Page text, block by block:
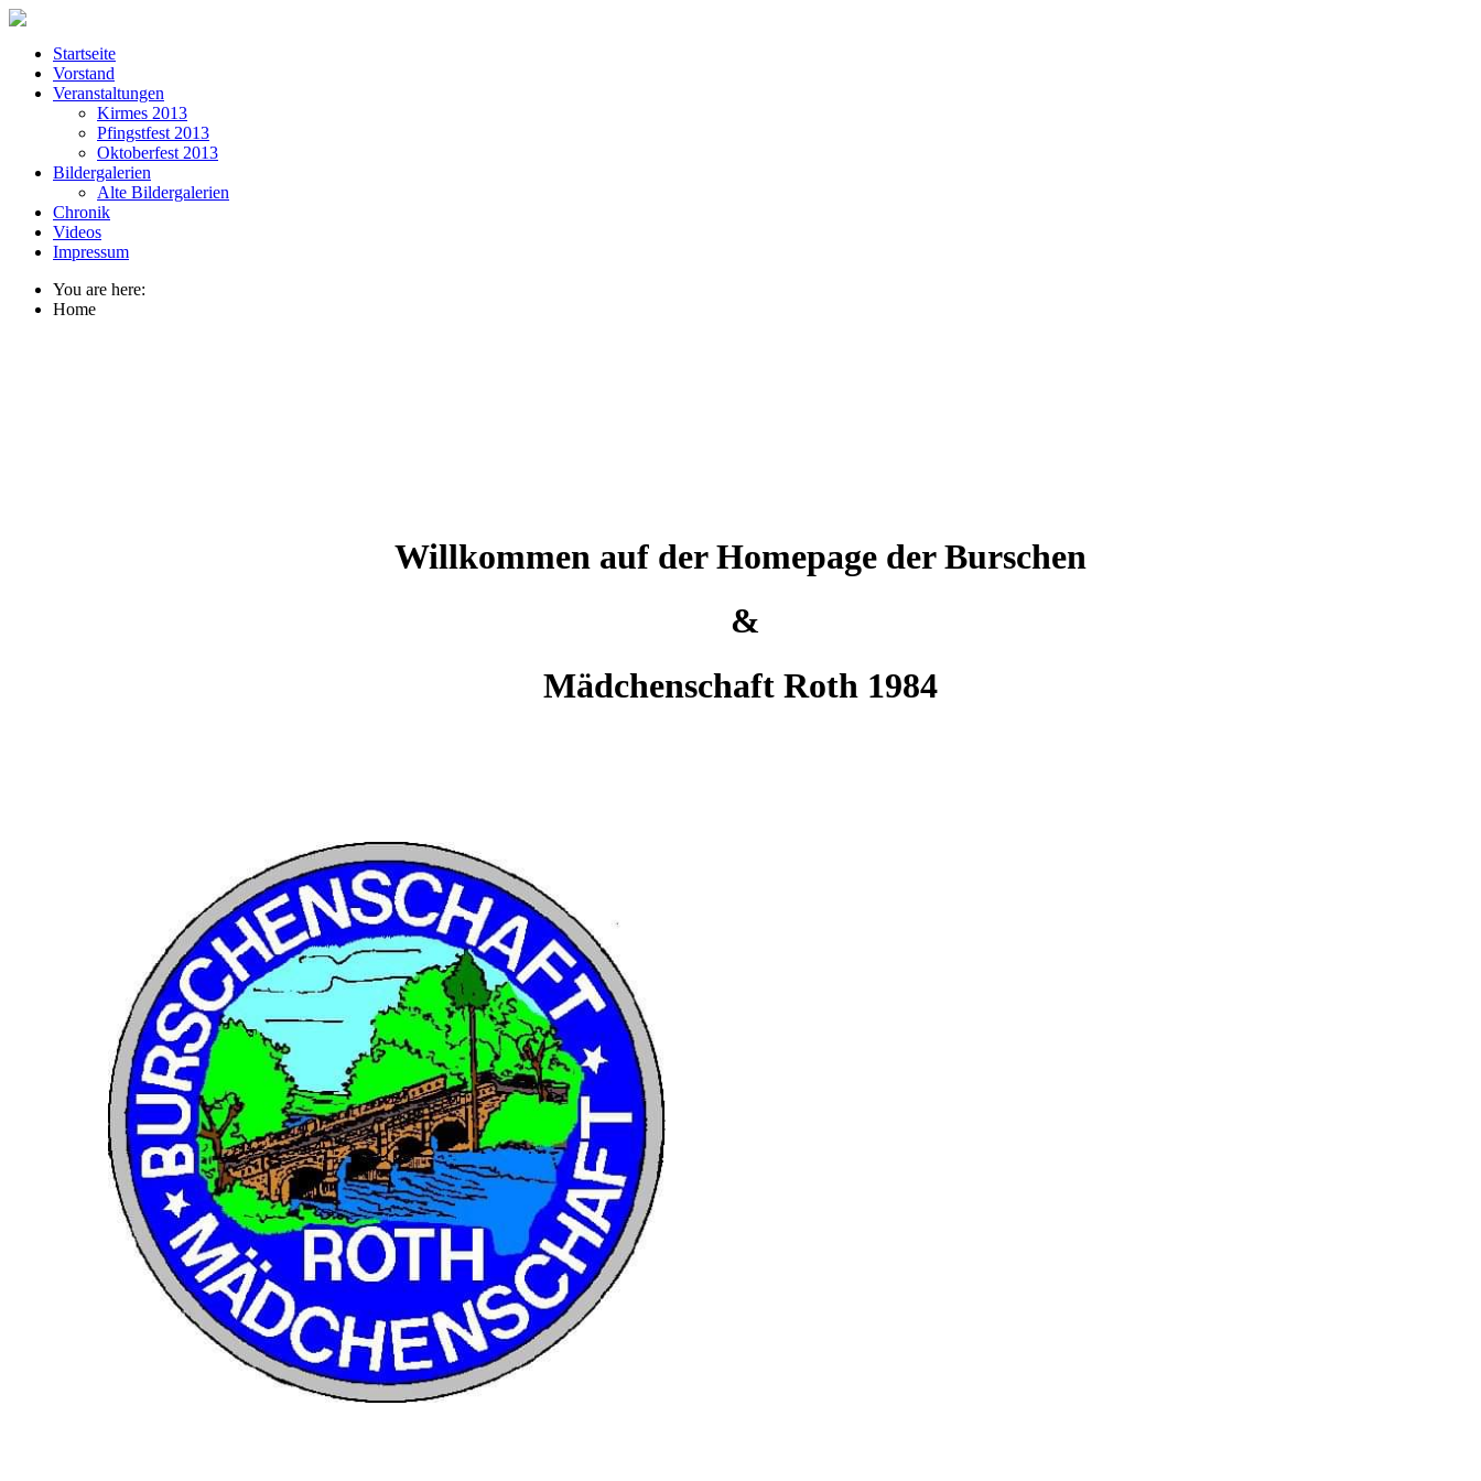
Startseite
Vorstand
Veranstaltungen
Kirmes 2013
Pfingstfest 2013
Oktoberfest 2013
Bildergalerien
Alte Bildergalerien
Chronik
Videos
Impressum
You are here:
Home
Willkommen auf der Homepage der Burschen
&
Mädchenschaft Roth 1984